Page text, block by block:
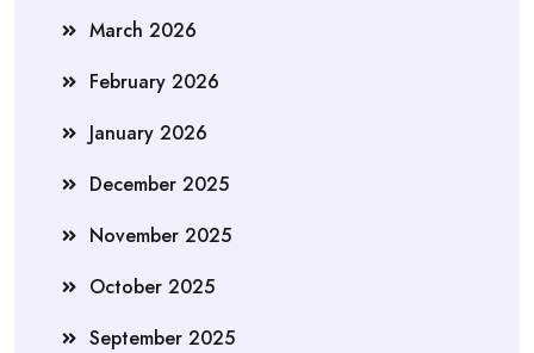
March 2026
February 2026
January 2026
December 2025
November 2025
October 2025
September 2025